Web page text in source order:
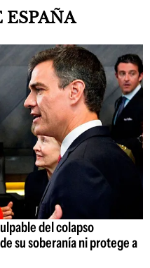
del colapso
su soberanía ni protege a